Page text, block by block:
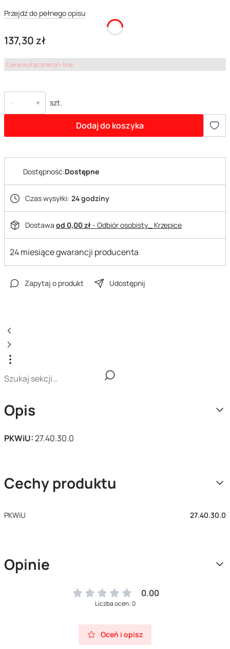
Przejdź do pełnego opisu
Cena
137,30 zł
Cena wyłącznie on-line
szt.
Dodaj do koszyka
Dostępność:Dostępne
Czas wysyłki: 24 godziny
Dostawa od 0,00 zł- Odbiór osobisty_ Krzepice
24 miesiące gwarancji producenta
Zapytaj o produkt Udostępnij
Opis
PKWiU:27.40.30.0
Cechy produktu
PKWiU 27.40.30.0
Opinie
0.00
Liczba ocen: 0
Oceń i opisz